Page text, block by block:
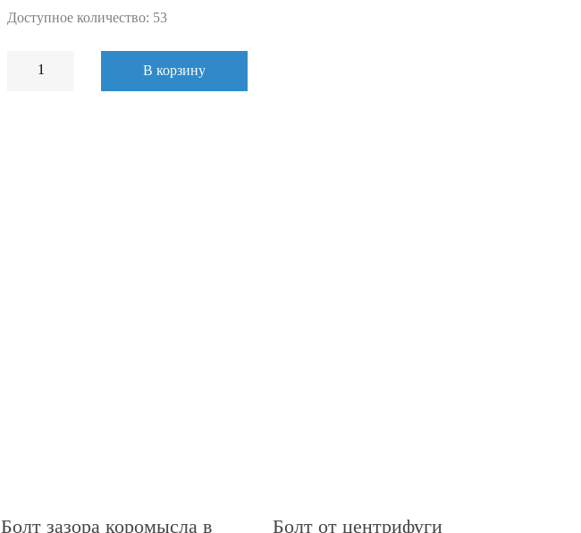
Доступное количество: 53
В корзину
Болт зазора коромысла в Болт от центрифуги